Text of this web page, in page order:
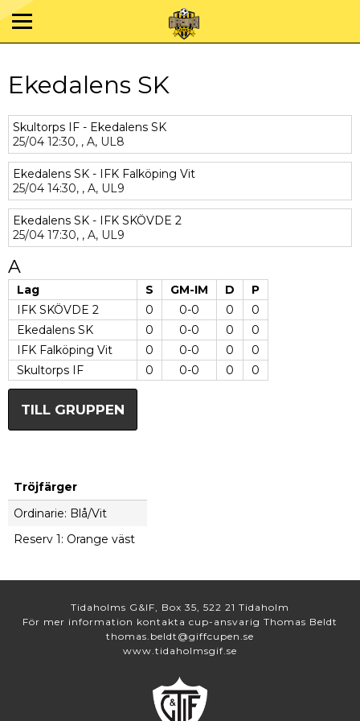
Ekedalens SK
Skultorps IF - Ekedalens SK
25/04 12:30, , A, UL8
Ekedalens SK - IFK Falköping Vit
25/04 14:30, , A, UL9
Ekedalens SK - IFK SKÖVDE 2
25/04 17:30, , A, UL9
A
Lag S GM-IM D
P
IFK SKÖVDE 2
0 0-0 0
0
Ekedalens SK
0 0-0 0
0
IFK Falköping Vit
0 0-0 0
0
Skultorps IF
0 0-0 0 0
TILL GRUPPEN
Tröjfärger
Ordinarie: Blå/Vit
Reserv 1: Orange väst
Tidaholms G&IF, Box 35, 522 21 Tidaholm
För mer information kontakta cup-ansvarig Thomas Beldt
thomas.beldt@giffcupen.se
www.tidaholmsgif.se